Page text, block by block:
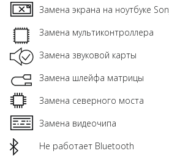
Замена экрана на ноутбуке
Замена мультиконтроллера
Замена звуковой карты
Замена шлейфа матрицы
Замена северного моста
Замена видеочипа
Не работает Bluetooth